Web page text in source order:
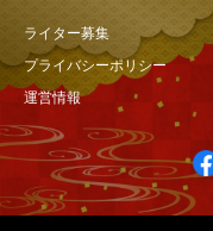
ライター募集
プライバシーポリシー
運営情報